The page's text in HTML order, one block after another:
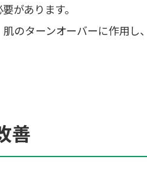
があります。
のターンオーバーに作用
善